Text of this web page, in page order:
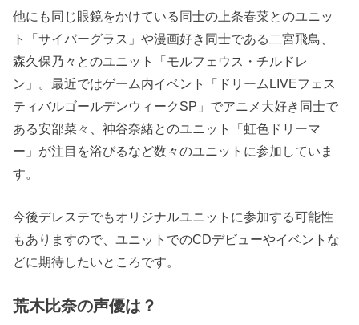
他にも同じ眼鏡をかけている同士の上条春菜とのユニッ
ト「サイバーグラス」や漫画好き同士である二宮飛鳥、
森久保乃々とのユニット「モルフェウス・チルドレ
ン」。最近ではゲーム内イベント「ドリームLIVEフェス
ティバルゴールデンウィークSP」でアニメ大好き同士で
ある安部菜々、神谷奈緒とのユニット「虹色ドリーマ
ー」が注目を浴びるなど数々のユニットに参加していま
す。
今後デレステでもオリジナルユニットに参加する可能性
もありますので、ユニットでのCDデビューやイベントな
どに期待したいところです。
荒木比奈の声優は？